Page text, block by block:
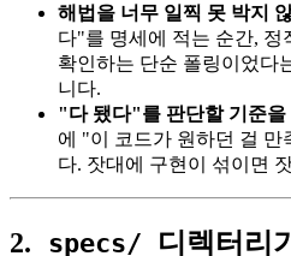
해법을 너무 일찍 못 박지
다"를 명세에 적는 순간, 정
확인하는 단순 폴링이었다
니다.
"다 됐다"를 판단할 기준을
에 "이 코드가 원하던 걸 만
다. 잣대에 구현이 섞이면
2. specs/
디렉터리